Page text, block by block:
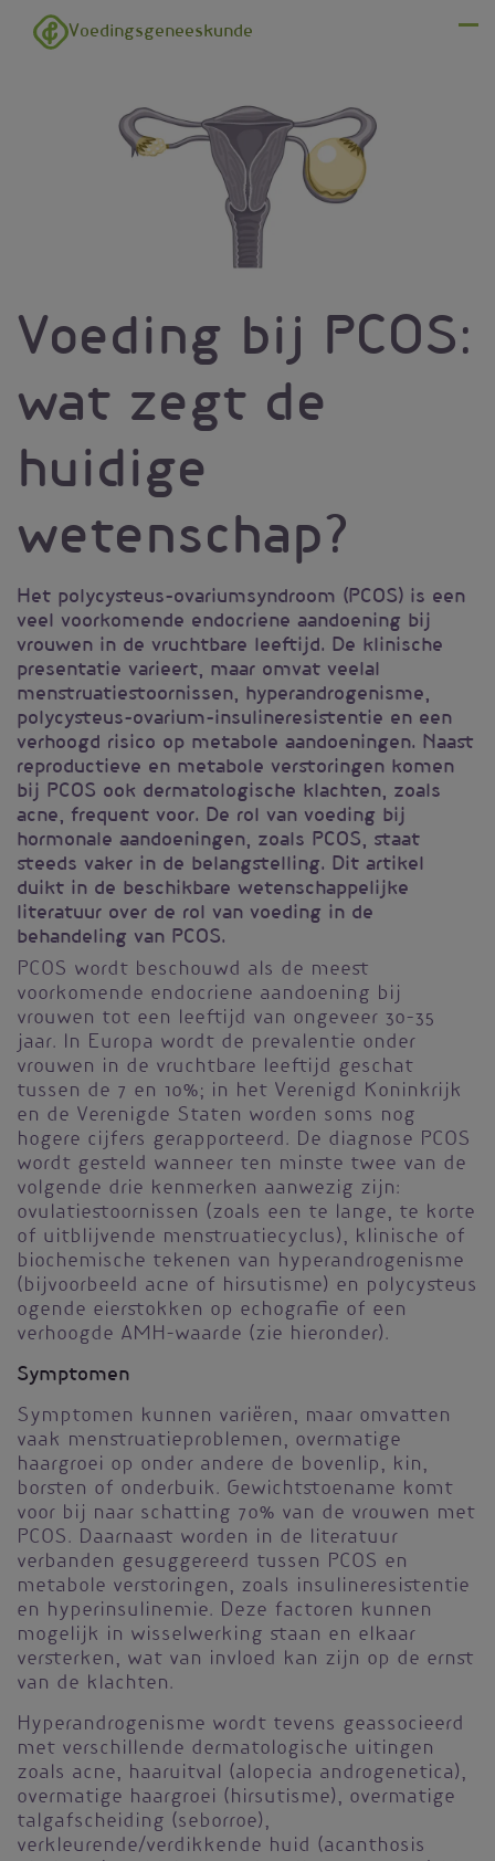
Overslaan en naar de inhoud gaan
Voedingsgeneeskunde
Voeding bij PCOS:
wat zegt de
huidige
wetenschap?
Het polycysteus-ovariumsyndroom (PCOS) is een
veel voorkomende endocriene aandoening bij
vrouwen in de vruchtbare leeftijd. De klinische
presentatie varieert, maar omvat veelal
menstruatiestoornissen, hyperandrogenisme,
polycysteus-ovarium-insulineresistentie en een
verhoogd risico op metabole aandoeningen. Naast
reproductieve en metabole verstoringen komen
bij PCOS ook dermatologische klachten, zoals
acne, frequent voor. De rol van voeding bij
hormonale aandoeningen, zoals PCOS, staat
steeds vaker in de belangstelling. Dit artikel
duikt in de beschikbare wetenschappelijke
literatuur over de rol van voeding in de
behandeling van PCOS.
PCOS wordt beschouwd als de meest
voorkomende endocriene aandoening bij
vrouwen tot een leeftijd van ongeveer 30–35
jaar. In Europa wordt de prevalentie onder
vrouwen in de vruchtbare leeftijd geschat
tussen de 7 en 10%; in het Verenigd Koninkrijk
en de Verenigde Staten worden soms nog
hogere cijfers gerapporteerd. De diagnose PCOS
wordt gesteld wanneer ten minste twee van de
volgende drie kenmerken aanwezig zijn:
ovulatiestoornissen (zoals een te lange, te korte
of uitblijvende menstruatiecyclus), klinische of
biochemische tekenen van hyperandrogenisme
(bijvoorbeeld acne of hirsutisme) en polycysteus
ogende eierstokken op echografie of een
verhoogde AMH-waarde (zie hieronder).
Symptomen
Symptomen kunnen variëren, maar omvatten
vaak menstruatieproblemen, overmatige
haargroei op onder andere de bovenlip, kin,
borsten of onderbuik. Gewichtstoename komt
voor bij naar schatting 70% van de vrouwen met
PCOS. Daarnaast worden in de literatuur
verbanden gesuggereerd tussen PCOS en
metabole verstoringen, zoals insulineresistentie
en hyperinsulinemie. Deze factoren kunnen
mogelijk in wisselwerking staan en elkaar
versterken, wat van invloed kan zijn op de ernst
van de klachten.
Hyperandrogenisme wordt tevens geassocieerd
met verschillende dermatologische uitingen
zoals acne, haaruitval (alopecia androgenetica),
overmatige haargroei (hirsutisme), overmatige
talgafscheiding (seborroe),
verkleurende/verdikkende huid (acanthosis